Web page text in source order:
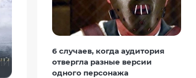
6 случаев, когда аудитория
отвергла разные версии
одного персонажа